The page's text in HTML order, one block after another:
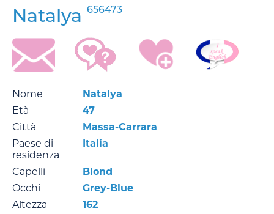
Natalya 656473
Nome
Natalya
Età
47
Città
Massa-Carrara
Paese di
residenza
Italia
Capelli
Blond
Occhi
Grey-Blue
Altezza
162